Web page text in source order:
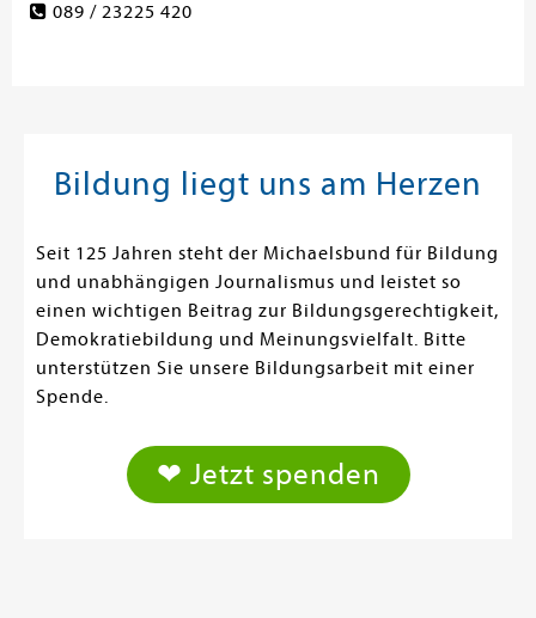
089 / 23225 420
Bildung liegt uns am Herzen
Seit 125 Jahren steht der Michaelsbund für Bildung
und unabhängigen Journalismus und leistet so
einen wichtigen Beitrag zur Bildungsgerechtigkeit,
Demokratiebildung und Meinungsvielfalt. Bitte
unterstützen Sie unsere Bildungsarbeit mit einer
Spende.
❤ Jetzt spenden